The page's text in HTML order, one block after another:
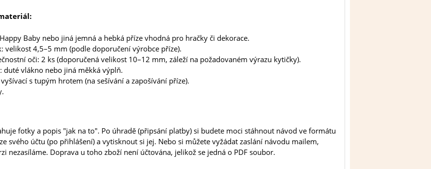
Baby nebo jiná jemná a hebká příze vhodná pro hračky či dekorace.
velikost 4,5–5 mm (podle doporučení výrobce příze).
oči: 2 ks (doporučená velikost 10–12 mm, záleží na požadovaném výrazu kytičky).
duté vlákno nebo jiná měkká výplň.
vyšívací s tupým hrotem (na sešívání a zapošívání příze).
fotky a popis "jak na to". Po úhradě (připsání platby) si budete moci stáhnout návod ve formátu
svého účtu (po přihlášení) a vytisknout si jej. Nebo si můžete vyžádat zaslání návodu mailem,
nezasíláme. Doprava u toho zboží není účtována, jelikož se jedná o PDF soubor.